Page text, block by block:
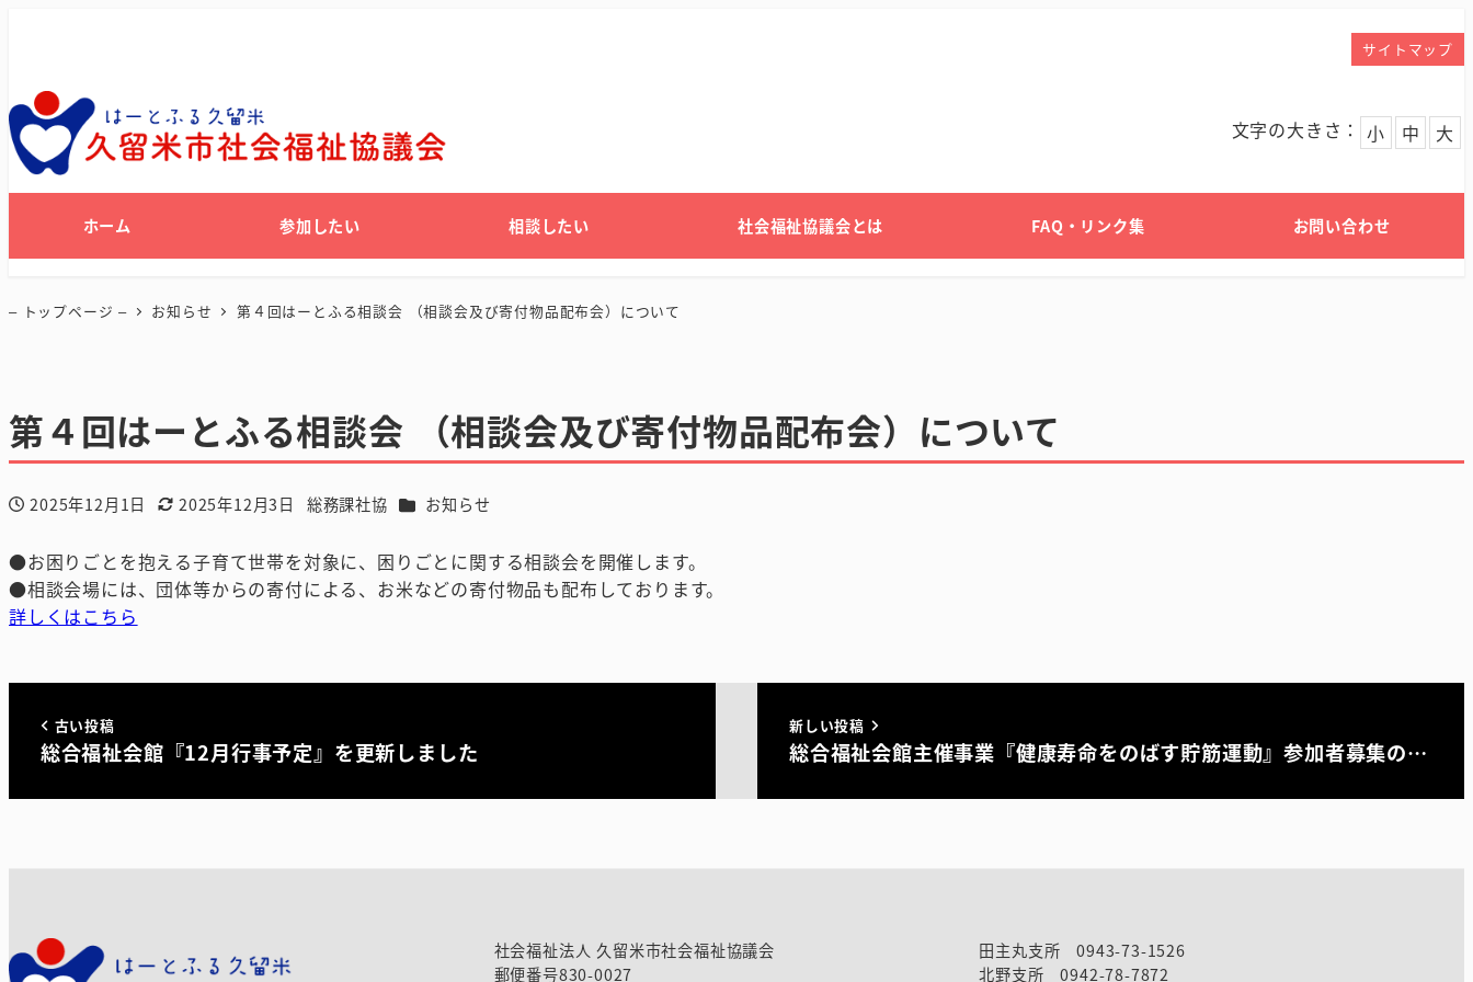
サイトマップ
文字の大きさ： 小 中 大
ホーム 参加したい 相談したい 社会福祉協議会とは FAQ・リンク集 お問い合わせ
– トップページ – お知らせ 第４回はーとふる相談会 （相談会及び寄付物品配布会）について
第４回はーとふる相談会 （相談会及び寄付物品配布会）について
投稿日
2025年12月1日 更新日
2025年12月3日
著
総務課社協 カテゴリー
お知らせ
●お困りごとを抱える子育て世帯を対象に、困りごとに関する相談会を開催します。
●相談会場には、団体等からの寄付による、お米などの寄付物品も配布しております。
詳しくはこちら
古い投稿
総合福祉会館『12月行事予定』を更新しました
新しい投稿
総合福祉会館主催事業『健康寿命をのばす貯筋運動』参加者募集の…
社会福祉法人 久留米市社会福祉協議会
郵便番号830-0027
田主丸支所 0943-73-1526
北野支所 0942-78-7872